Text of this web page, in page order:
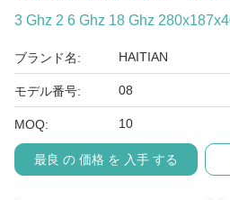
3 Ghz 2 6 Ghz 18 Ghz
ブランド名: HAITIAN
モデル番号: 08
MOQ: 10
最良 の 価格 を 入手 する